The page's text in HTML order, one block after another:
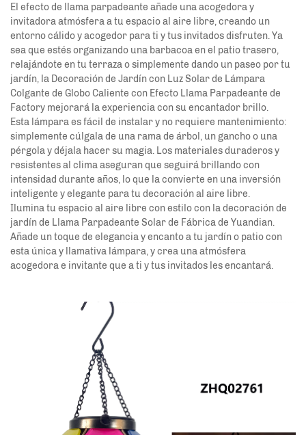
El efecto de llama parpadeante añade una acogedora y
invitadora atmósfera a tu espacio al aire libre, creando un
entorno cálido y acogedor para ti y tus invitados disfruten. Ya
sea que estés organizando una barbacoa en el patio trasero,
relajándote en tu terraza o simplemente dando un paseo por tu
jardín, la Decoración de Jardín con Luz Solar de Lámpara
Colgante de Globo Caliente con Efecto Llama Parpadeante de
Factory mejorará la experiencia con su encantador brillo.
Esta lámpara es fácil de instalar y no requiere mantenimiento:
simplemente cúlgala de una rama de árbol, un gancho o una
pérgola y déjala hacer su magia. Los materiales duraderos y
resistentes al clima aseguran que seguirá brillando con
intensidad durante años, lo que la convierte en una inversión
inteligente y elegante para tu decoración al aire libre.
Ilumina tu espacio al aire libre con estilo con la decoración de
jardín de Llama Parpadeante Solar de Fábrica de Yuandian.
Añade un toque de elegancia y encanto a tu jardín o patio con
esta única y llamativa lámpara, y crea una atmósfera
acogedora e invitante que a ti y tus invitados les encantará.